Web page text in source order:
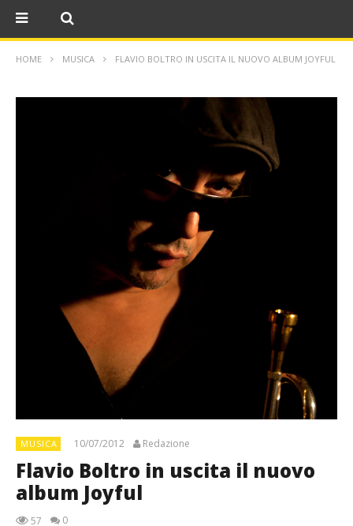
HOME MUSICA FLAVIO BOLTRO IN USCITA IL NUOVO ALBUM JOYFUL
MUSICA 10/07/2012 Redazione
Flavio Boltro in uscita il nuovo
album Joyful
57 0